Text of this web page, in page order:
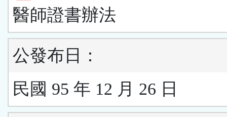
醫師證書辦法
公發布日：
民國 95 年 12 月 26 日